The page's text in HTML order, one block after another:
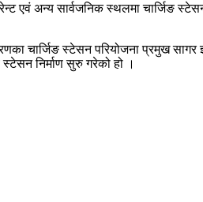
अन्य सार्वजनिक स्थलमा चार्जिङ स्टेसन
चार्जिङ स्टेसन परियोजना प्रमुख
स्टेसन निर्माण सुरु गरेको हो ।